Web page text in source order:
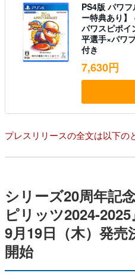
PS4版 パワ
ー特典あり】
パワスピポイ
平選手×パワ
付き
7,630円
プレスリリースの全文は以下の
シリーズ20周年記
ピリッツ2024-2025
9月19日（木）発
開始